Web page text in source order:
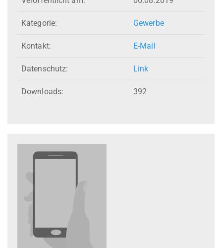
Kategorie: Gewerbe
Kontakt: E-Mail
Datenschutz: Link
Downloads: 392